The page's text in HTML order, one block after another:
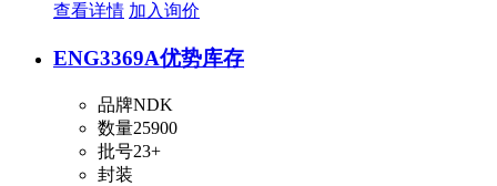
查看详情 加入询价
ENG3369A优势库存
品牌NDK
数量25900
批号23+
封装